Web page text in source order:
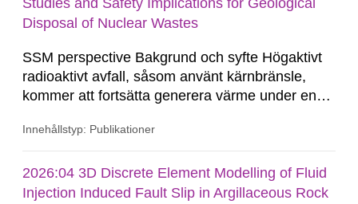
Studies and Safety Implications for Geological
Disposal of Nuclear Wastes
SSM perspective Bakgrund och syfte Högaktivt
radioaktivt avfall, såsom använt kärnbränsle,
kommer att fortsätta generera värme under en
expansion av berget kring förvaret, vilket kan
Närfälts-effekter kan innebära termiskt inducerad
glidning längs...
Innehållstyp: Publikationer
2026:04 3D Discrete Element Modelling of Fluid
Injection Induced Fault Slip in Argillaceous Rock